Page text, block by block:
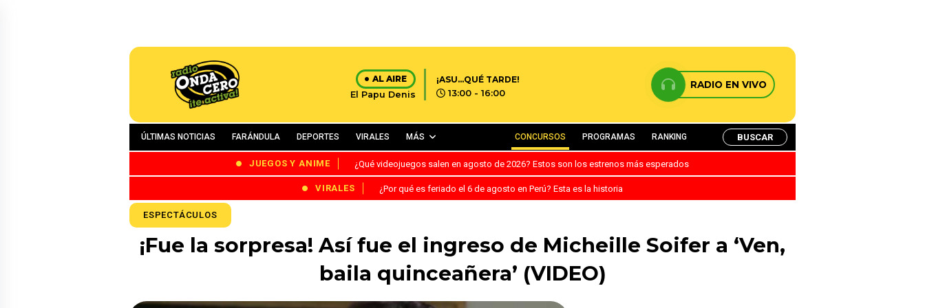
AL AIRE
El Papu Denis
¡ASU...QUÉ TARDE!
13:00 - 16:00
RADIO EN VIVO
ÚLTIMAS NOTICIAS FARÁNDULA DEPORTES VIRALES MÁS CONCURSOS PROGRAMAS RANKING BUSCAR
JUEGOS Y ANIME ¿Qué videojuegos salen en agosto de 2026? Estos son los estrenos más esperados
VIRALES ¿Por qué es feriado el 6 de agosto en Perú? Esta es la historia
ESPECTÁCULOS
¡Fue la sorpresa! Así fue el ingreso de Micheille Soifer a ‘Ven,
baila quinceañera’ (VIDEO)